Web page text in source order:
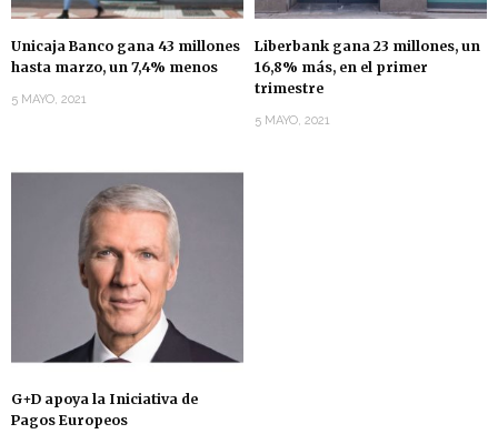
Unicaja Banco gana 43 millones
hasta marzo, un 7,4% menos
5 MAYO, 2021
Liberbank gana 23 millones, un
16,8% más, en el primer
trimestre
5 MAYO, 2021
G+D apoya la Iniciativa de
Pagos Europeos